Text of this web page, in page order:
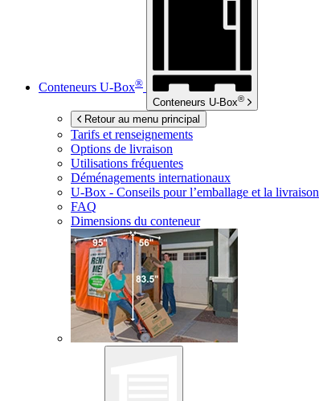
Conteneurs U-Box®
Conteneurs U-Box®
Retour au menu principal
Tarifs et renseignements
Options de livraison
Utilisations fréquentes
Déménagements internationaux
U-Box - Conseils pour l’emballage et la livraison
FAQ
Dimensions du conteneur